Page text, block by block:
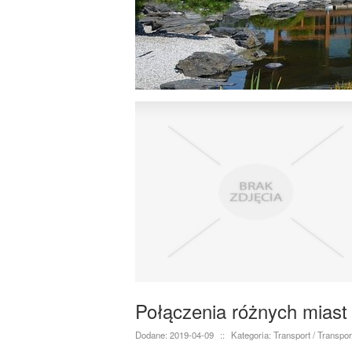
Połączenia różnych miast
Dodane: 2019-04-09 :: Kategoria: Transport /